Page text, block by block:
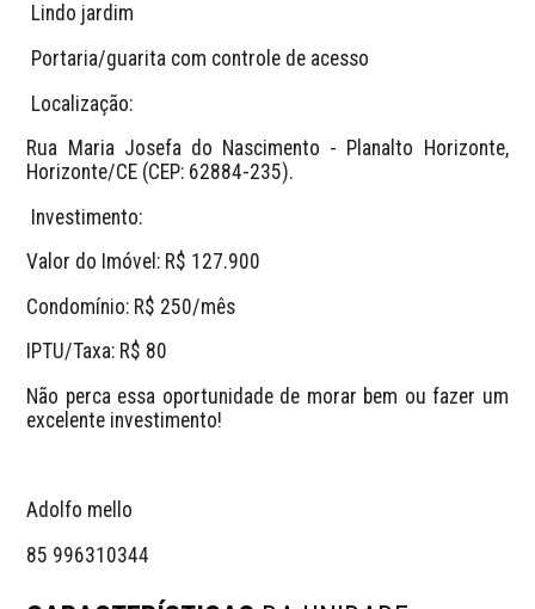
​ Lindo jardim
​ Portaria/guarita com controle de acesso
​ Localização:
Rua Maria Josefa do Nascimento - Planalto Horizonte,
Horizonte/CE (CEP: 62884-235).
​ Investimento:
​Valor do Imóvel: R$ 127.900
​Condomínio: R$ 250/mês
​IPTU/Taxa: R$ 80
​Não perca essa oportunidade de morar bem ou fazer um
excelente investimento!
Adolfo mello
85 996310344